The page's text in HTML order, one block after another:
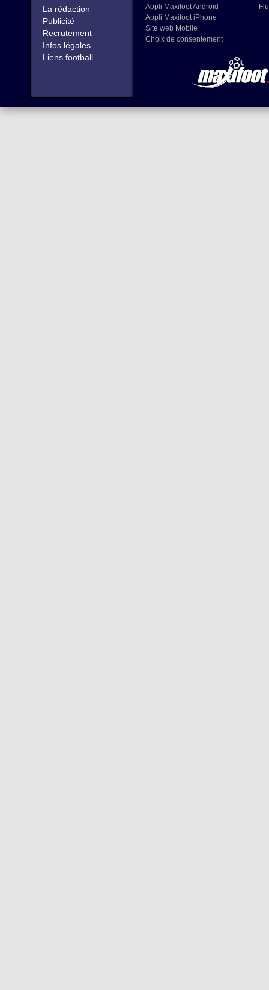
La rédaction
Publicité
Recrutement
Infos légales
Liens football
Appli Maxifoot Android
Appli Maxifoot iPhone
Site web Mobile
Choix de consentement